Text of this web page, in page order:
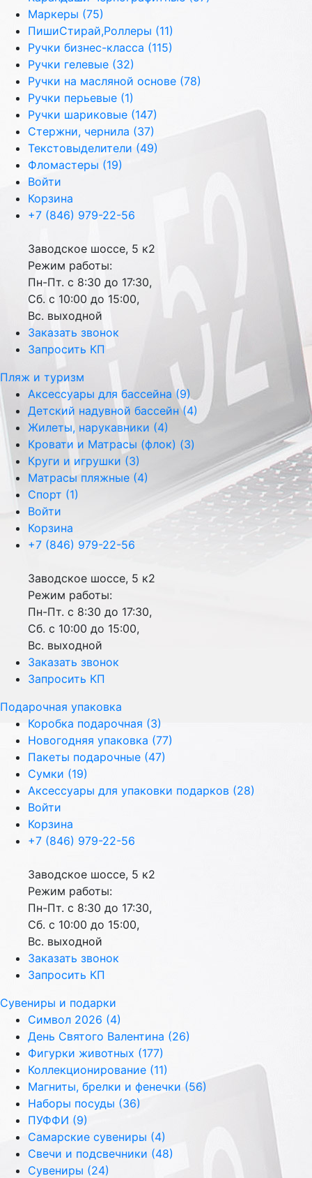
Маркеры (75)
ПишиСтирай,Роллеры (11)
Ручки бизнес-класса (115)
Ручки гелевые (32)
Ручки на масляной основе (78)
Ручки перьевые (1)
Ручки шариковые (147)
Стержни, чернила (37)
Текстовыделители (49)
Фломастеры (19)
Войти
Корзина
+7 (846) 979-22-56
Заводское шоссе, 5 к2
Режим работы:
Пн-Пт. с 8:30 до 17:30,
Сб. с 10:00 до 15:00,
Вс. выходной
Заказать звонок
Запросить КП
Пляж и туризм
Аксессуары для бассейна (9)
Детский надувной бассейн (4)
Жилеты, нарукавники (4)
Кровати и Матрасы (флок) (3)
Круги и игрушки (3)
Матрасы пляжные (4)
Спорт (1)
Войти
Корзина
+7 (846) 979-22-56
Заводское шоссе, 5 к2
Режим работы:
Пн-Пт. с 8:30 до 17:30,
Сб. с 10:00 до 15:00,
Вс. выходной
Заказать звонок
Запросить КП
Подарочная упаковка
Коробка подарочная (3)
Новогодняя упаковка (77)
Пакеты подарочные (47)
Сумки (19)
Аксессуары для упаковки подарков (28)
Войти
Корзина
+7 (846) 979-22-56
Заводское шоссе, 5 к2
Режим работы:
Пн-Пт. с 8:30 до 17:30,
Сб. с 10:00 до 15:00,
Вс. выходной
Заказать звонок
Запросить КП
Сувениры и подарки
Символ 2026 (4)
День Святого Валентина (26)
Фигурки животных (177)
Коллекционирование (11)
Магниты, брелки и фенечки (56)
Наборы посуды (36)
ПУФФИ (9)
Самарские сувениры (4)
Свечи и подсвечники (48)
Сувениры (24)